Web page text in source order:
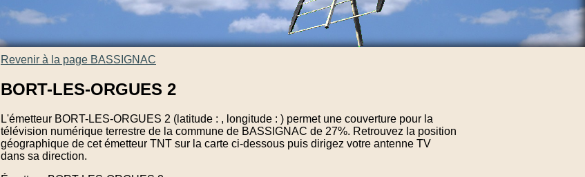
Revenir à la page BASSIGNAC
BORT-LES-ORGUES 2
L'émetteur BORT-LES-ORGUES 2 (latitude : , longitude : ) permet une couverture pour la
télévision numérique terrestre de la commune de BASSIGNAC de 27%. Retrouvez la position
géographique de cet émetteur TNT sur la carte ci-dessous puis dirigez votre antenne TV
dans sa direction.